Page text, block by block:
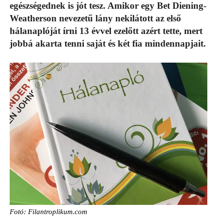
egészségednek is jót tesz. Amikor egy Bet Diening-
Weatherson nevezetű lány nekilátott az első
hálanaplóját írni 13 évvel ezelőtt azért tette, mert
jobbá akarta tenni saját és két fia mindennapjait.
Fotó: Filantroplikum.com